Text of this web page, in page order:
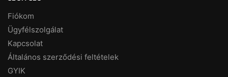
Fiókom
Ügyfélszolgálat
Kapcsolat
Általános szerződési feltételek
GYIK